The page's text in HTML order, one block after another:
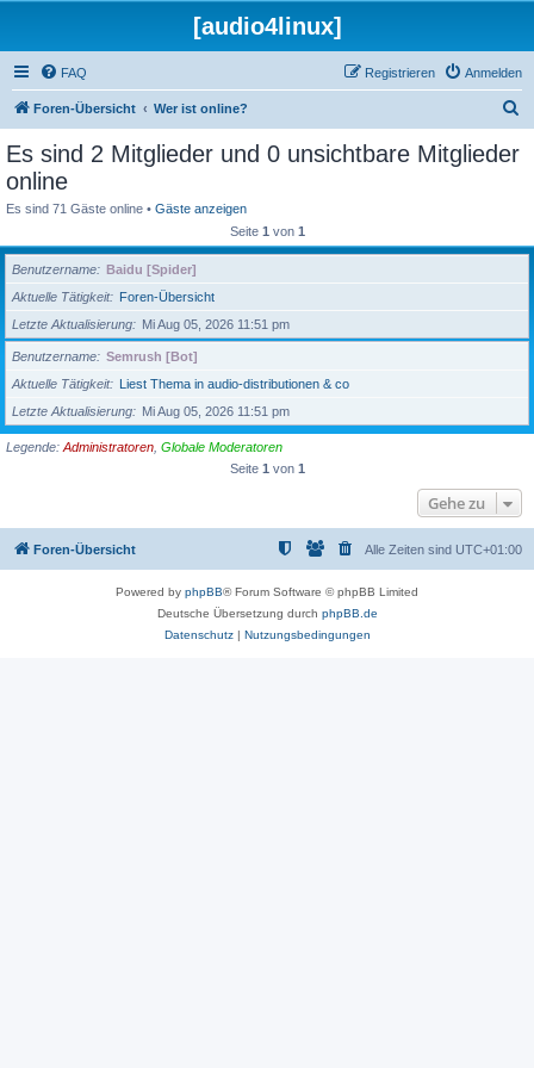
[audio4linux]
FAQ Anmelden
Registrieren
Foren-Übersicht Wer ist online?
Es sind 2 Mitglieder und 0 unsichtbare Mitglieder
online
Es sind 71 Gäste online • Gäste anzeigen
Seite 1 von 1
Benutzername
Baidu [Spider]
Aktuelle Tätigkeit
Foren-Übersicht
Letzte Aktualisierung
Mi Aug 05, 2026 11:51 pm
Benutzername
Semrush [Bot]
Aktuelle Tätigkeit
Liest Thema in audio-distributionen & co
Letzte Aktualisierung
Mi Aug 05, 2026 11:51 pm
Legende: Administratoren Globale Moderatoren
Seite 1 von 1
Gehe zu
Foren-Übersicht Alle Zeiten sind UTC+01:00
Powered by phpBB® Forum Software © phpBB Limited
Deutsche Übersetzung durch phpBB.de
Datenschutz| Nutzungsbedingungen